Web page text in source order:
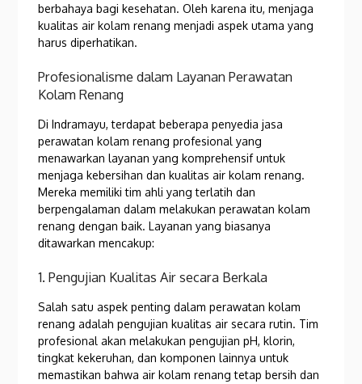
berbahaya bagi kesehatan. Oleh karena itu, menjaga
kualitas air kolam renang menjadi aspek utama yang
harus diperhatikan.
Profesionalisme dalam Layanan Perawatan
Kolam Renang
Di Indramayu, terdapat beberapa penyedia jasa
perawatan kolam renang profesional yang
menawarkan layanan yang komprehensif untuk
menjaga kebersihan dan kualitas air kolam renang.
Mereka memiliki tim ahli yang terlatih dan
berpengalaman dalam melakukan perawatan kolam
renang dengan baik. Layanan yang biasanya
ditawarkan mencakup:
1. Pengujian Kualitas Air secara Berkala
Salah satu aspek penting dalam perawatan kolam
renang adalah pengujian kualitas air secara rutin. Tim
profesional akan melakukan pengujian pH, klorin,
tingkat kekeruhan, dan komponen lainnya untuk
memastikan bahwa air kolam renang tetap bersih dan